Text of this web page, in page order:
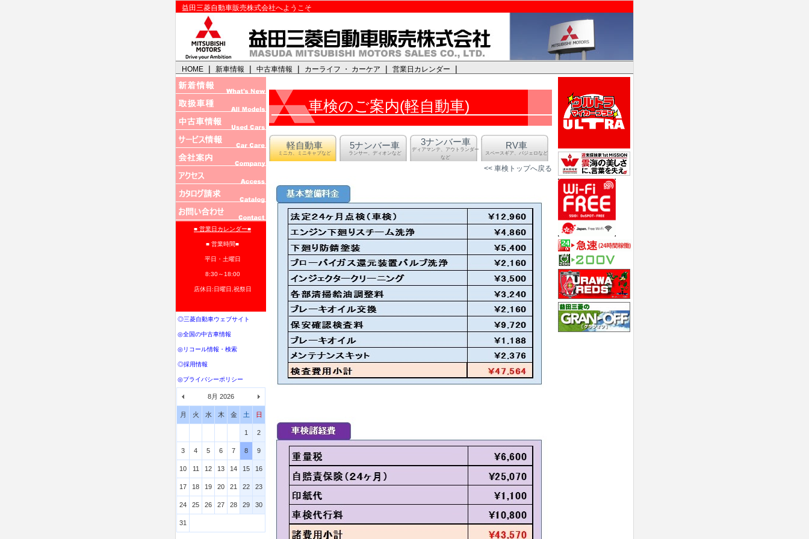
益田三菱自動車販売株式会社へようこそ
HOME | 新車情報 | 中古車情報 | カーライフ ・ カーケア | 営業日カレンダー |
■ 営業日カレンダー■
■ 営業時間■
平日・土曜日
8:30～18:00
店休日:日曜日,祝祭日
◎三菱自動車ウェブサイト
◎全国の中古車情報
◎リコール情報・検索
◎採用情報
◎プライバシーポリシー
8月 2026
月 火 水 木 金 土 日
1 2
3 4 5 6 7 8 9
10 11 12 13 14 15 16
17 18 19 20 21 22 23
24 25 26 27 28 29 30
31
車検のご案内(軽自動車)
軽自動車
ミニカ、ミニキャブなど
5ナンバー車
ランサー、ディオンなど
3ナンバー車
ディアマンテ、アウトランダー
など
RV車
スペースギア、パジェロなど
<< 車検トップへ戻る